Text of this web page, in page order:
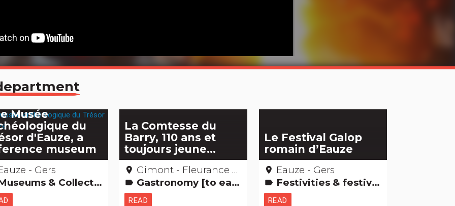
Musée
du
d'Eauze, a
museum
- Gers
& Collections
La Comtesse du
Barry, 110 ans et
toujours jeune...
place Gimont - Fleurance – Gers
label Gastronomy [to eat]
READ
Le Festival Galop
romain d’Eauze
place Eauze - Gers
label Festivities & festivals, brotherhoods
READ